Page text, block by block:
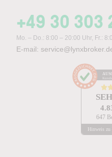
+49 30 303
Mo. – Do.: 8:00 – 20:00 Uhr, Fr.:
E-mail:
647
Hinweis zu